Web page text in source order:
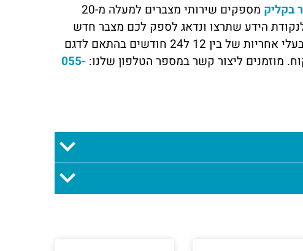
בקליק
מספקים שירותי מצברים למעלה מ-20
הידע שתרצו ונדאג לספק לכם מצבר חדש
בכל אזורי הארץ בעלות הנמוכה ביותר! עובדים רק עם היצרן ובעלי אחריות של בין 12 ל24 חודשים בהתאם לדגם
מוזמנים ליצור קשר במספר הטלפון שלנו: 055-